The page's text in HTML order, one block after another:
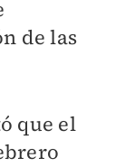
de las
que el